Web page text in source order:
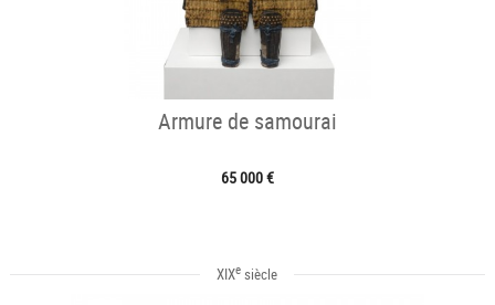
Armure de samourai
65 000 €
XIXe siècle